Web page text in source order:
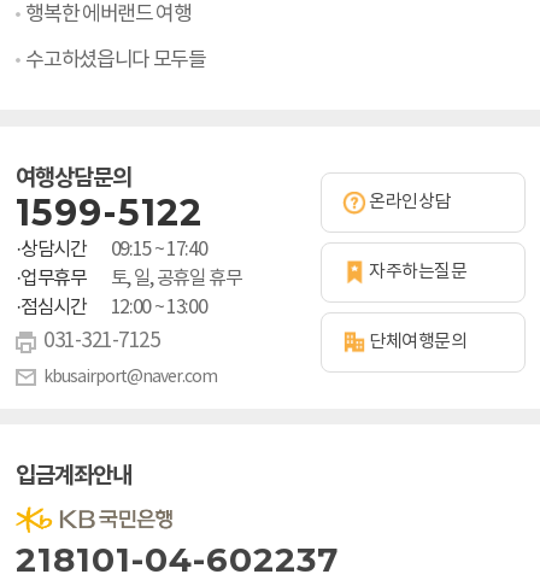
행복한 에버랜드 여행
수고하셨읍니다 모두들
여행상담문의
1599-5122
·상담시간
09:15 ~ 17:40
·업무휴무
토, 일, 공휴일 휴무
·점심시간
12:00 ~ 13:00
031-321-7125
kbusairport@naver.com
온라인상담
자주하는질문
단체여행문의
입금계좌안내
218101-04-602237